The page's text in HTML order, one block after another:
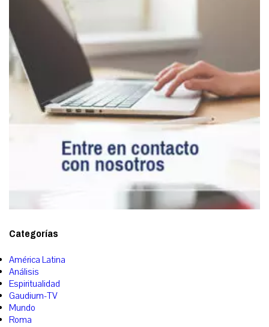
Categorías
América Latina
Análisis
Espiritualidad
Gaudium-TV
Mundo
Roma